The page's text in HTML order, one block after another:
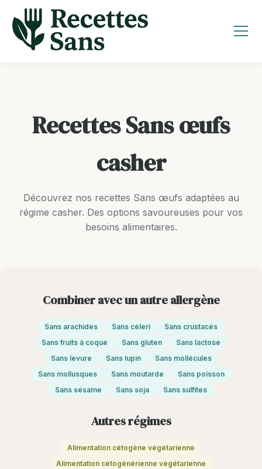
contenu
Recettes Sans œufs
casher
Découvrez nos recettes Sans œufs adaptées au
régime casher. Des options savoureuses pour vos
besoins alimentaires.
Combiner avec un autre allergène
Sans arachides Sans céleri
Sans crustacés
Sans fruits à coque
Sans gluten
Sans lactose
Sans levure
Sans lupin
Sans mollécules
Sans mollusques
Sans moutarde
Sans poisson
Sans sésame
Sans soja Sans sulfites
Autres régimes
Alimentation cétogène végétarienne
Alimentation cétogénérienne végétarienne